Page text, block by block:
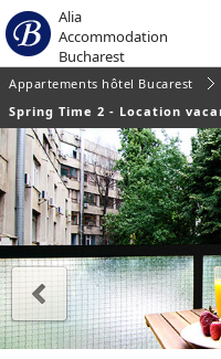
Alia
Accommodation
Bucharest
Appartements hôtel Bucarest
Spring Time 2 - Location